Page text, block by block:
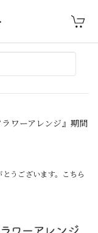
ワーアレンジ』期間
うございます。こちら